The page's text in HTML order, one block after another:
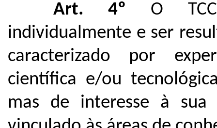
Art. 4º O TCC
individualmente e ser
caracterizado por
científica e/ou
mas de interesse à